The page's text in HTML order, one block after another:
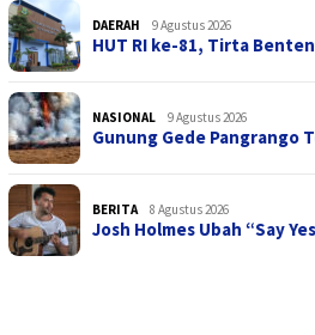
DAERAH 9 Agustus 2026
HUT RI ke-81, Tirta
NASIONAL 9 Agustus 2026
Gunung Gede Pangrango
BERITA 8 Agustus 2026
Josh Holmes Ubah “Say